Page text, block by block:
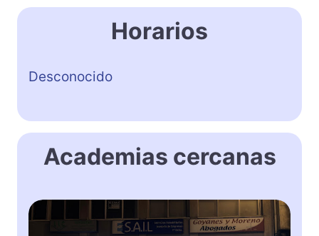
Horarios
Desconocido
Academias cercanas
E
n